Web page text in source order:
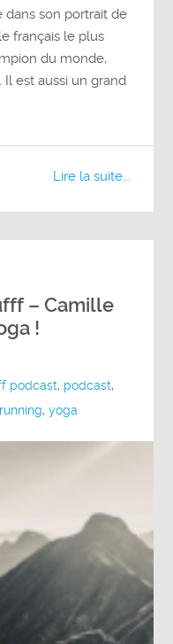
dans son portrait de
français le plus
du monde,
est aussi un grand
Lire la suite...
– Camille
!
podcast, podcast,
,yoga